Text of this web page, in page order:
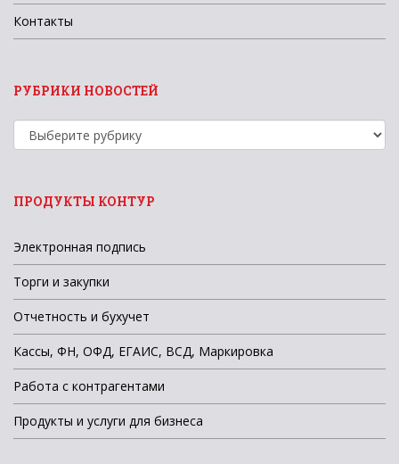
Контакты
РУБРИКИ НОВОСТЕЙ
Рубрики
новостей
ПРОДУКТЫ КОНТУР
Электронная подпись
Торги и закупки
Отчетность и бухучет
Кассы, ФН, ОФД, ЕГАИС, ВСД, Маркировка
Работа с контрагентами
Продукты и услуги для бизнеса